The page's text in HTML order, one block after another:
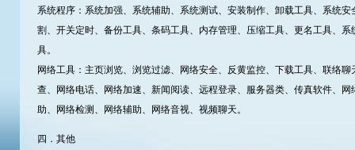
系统程序：系统加强、系统辅助、系统测试、安装制作、卸载工具、系统
割、开关定时、备份工具、条码工具、内存管理、压缩工具、更名工具、
具。
网络工具：主页浏览、浏览过滤、网络安全、反黄监控、下载工具、联络
查、网络电话、网络加速、新闻阅读、远程登录、服务器类、传真软件、
助、网络检测、网络辅助、网络音视、视频聊天。
四．其他